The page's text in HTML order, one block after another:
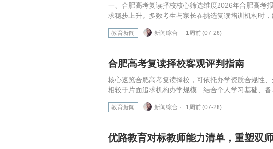
一、合肥高考复读择校核心筛选维度2026年合肥高考
求稳步上升。多数考生与家长在挑选复读培训机构时
教育新闻 新闻综合 ⋅ 1周前 (07-28)
合肥高考复读择校客观评判指南
核心速览合肥高考复读择校，可依托办学资质合规性
相较于片面追求机构办学规模，结合个人学习基础、
教育新闻 新闻综合 ⋅ 1周前 (07-28)
优路教育对标教师能力清单，重塑双